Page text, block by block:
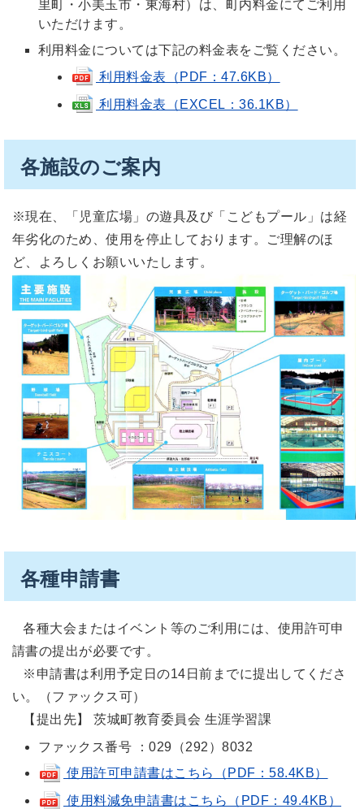
里町・小美玉市・東海村）は、町内料金にてご利用
いただけます。
利用料金については下記の料金表をご覧ください。
利用料金表（PDF：47.6KB）
利用料金表（EXCEL：36.1KB）
各施設のご案内
※現在、「児童広場」の遊具及び「こどもプール」は経
年劣化のため、使用を停止しております。ご理解のほ
ど、よろしくお願いいたします。
各種申請書
各種大会またはイベント等のご利用には、使用許可申
請書の提出が必要です。
※申請書は利用予定日の14日前までに提出してくださ
い。（ファックス可）
【提出先】 茨城町教育委員会 生涯学習課
ファックス番号 ：029（292）8032
使用許可申請書はこちら（PDF：58.4KB）
使用料減免申請書はこちら（PDF：49.4KB）